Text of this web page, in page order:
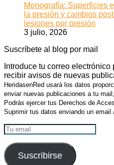
Monografía: Superficies
la presión y cambios
lesiones por presión
3 julio, 2026
Suscríbete al blog por mail
Introduce tu correo
recibir avisos de nuevas
HeridasenRed usará los datos
enviar nuevas publicaciones a tu
Podrás ejercer tus Derechos de
Suprimir tus datos enviando un email
Tu
email
Suscribirse